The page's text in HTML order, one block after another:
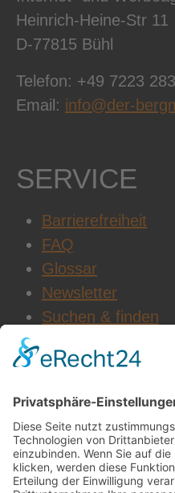
Heinrich-Heine-Str 11
D-77815 Bühl
Telefon: +49 7223
Email: info@der-
SERVICE
Barrierefreiheit
FAQ
Glossar
Newsletter
Suchen & finden
WEITERE
Datenschutz
Impressum
AGB